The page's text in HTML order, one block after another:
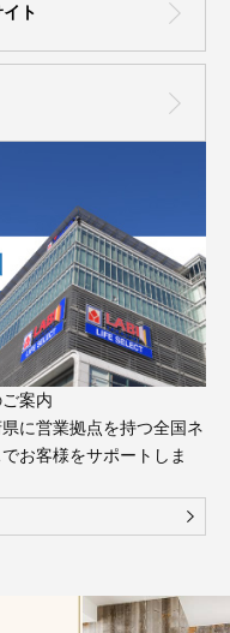
ト
案内
に営業拠点を持つ全国ネ
お客様をサポートしま